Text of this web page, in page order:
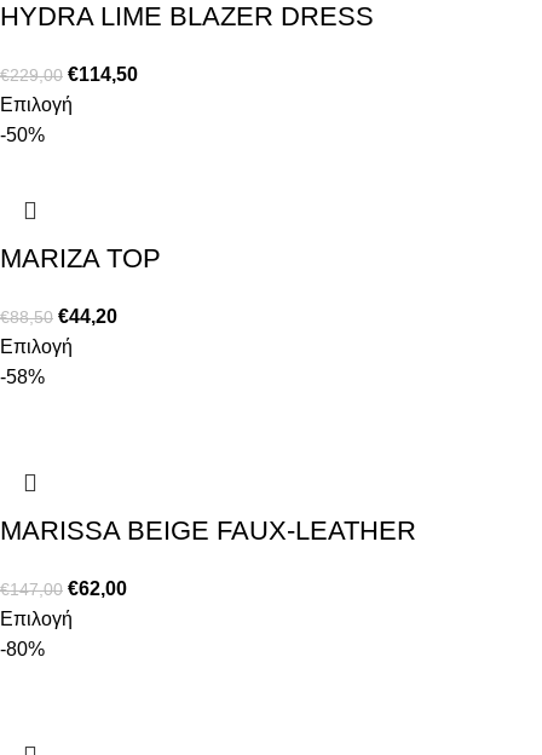
HYDRA LIME BLAZER DRESS
€229,00 €114,50
Επιλογή
-50%
MARIZA TOP
€88,50 €44,20
Επιλογή
-58%
MARISSA BEIGE FAUX-LEATHER
€147,00 €62,00
Επιλογή
-80%